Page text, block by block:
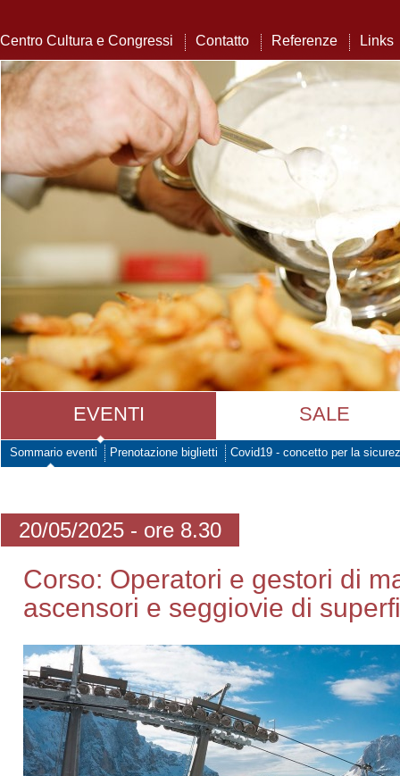
Centro Cultura e Congressi Contatto Referenze Links
EVENTI SALE
Sommario eventi Prenotazione biglietti Covid19 - concetto per la
20/05/2025 - ore 8.30
Corso: Operatori e gestori di
ascensori e seggiovie di